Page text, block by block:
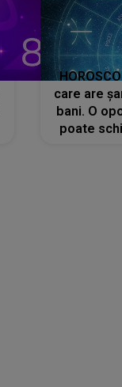
care are
bani. O
poate